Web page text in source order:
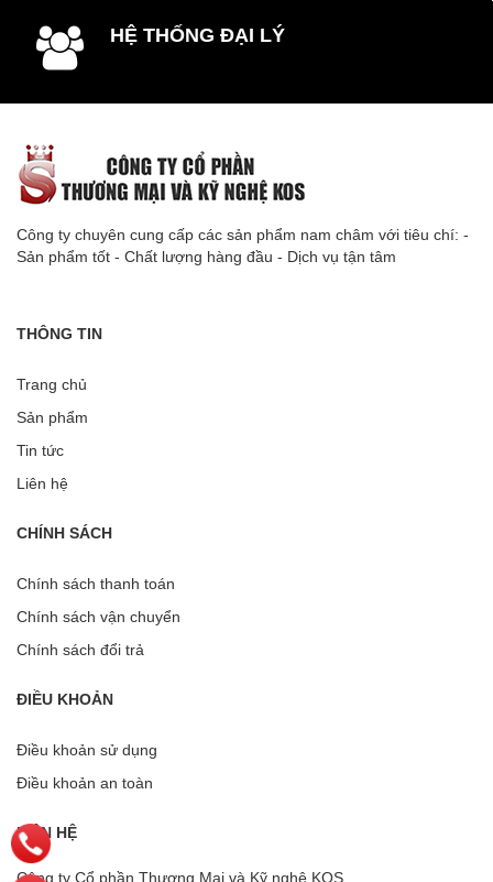
HỆ THỐNG ĐẠI LÝ
Công ty chuyên cung cấp các sản phẩm nam châm với tiêu chí: -
Sản phẩm tốt - Chất lượng hàng đầu - Dịch vụ tận tâm
THÔNG TIN
Trang chủ
Sản phẩm
Tin tức
Liên hệ
CHÍNH SÁCH
Chính sách thanh toán
Chính sách vận chuyển
Chính sách đổi trả
ĐIỀU KHOẢN
Điều khoản sử dụng
Điều khoản an toàn
LIÊN HỆ
Công ty Cổ phần Thương Mại và Kỹ nghệ KOS